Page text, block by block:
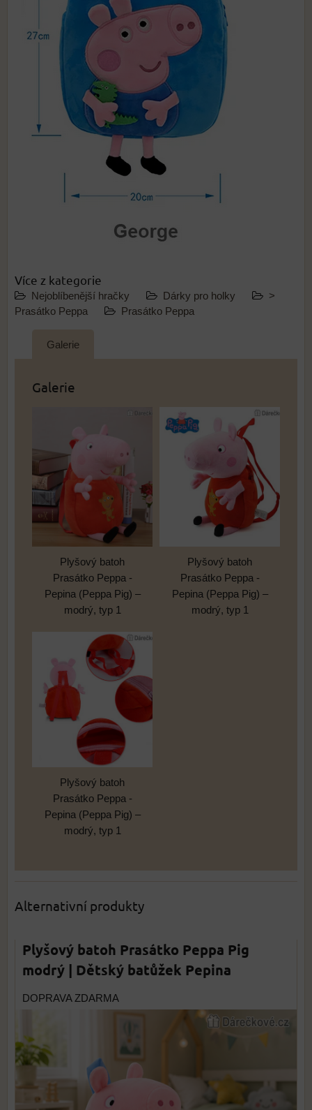
Více z kategorie
Nejoblíbenější hračky Dárky pro holky
>
Prasátko Peppa
Prasátko Peppa
Galerie
Galerie
Plyšový batoh
Prasátko Peppa -
Pepina (Peppa Pig) –
modrý, typ 1
Plyšový batoh
Prasátko Peppa -
Pepina (Peppa Pig) –
modrý, typ 1
Plyšový batoh
Prasátko Peppa -
Pepina (Peppa Pig) –
modrý, typ 1
Alternativní produkty
Plyšový batoh Prasátko Peppa Pig
modrý | Dětský batůžek Pepina
DOPRAVA ZDARMA